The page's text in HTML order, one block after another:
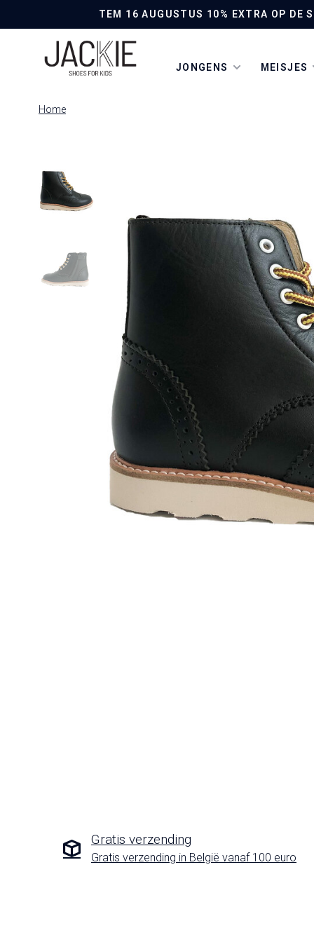
TEM 16 AUGUSTUS 10% EXTRA OP DE
JONGENS MEISJES
Home
Gratis verzending
Gratis verzending in België vanaf 100 euro